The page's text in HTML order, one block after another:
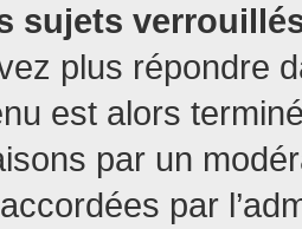
sujets
plus répondre
est alors
par un
par